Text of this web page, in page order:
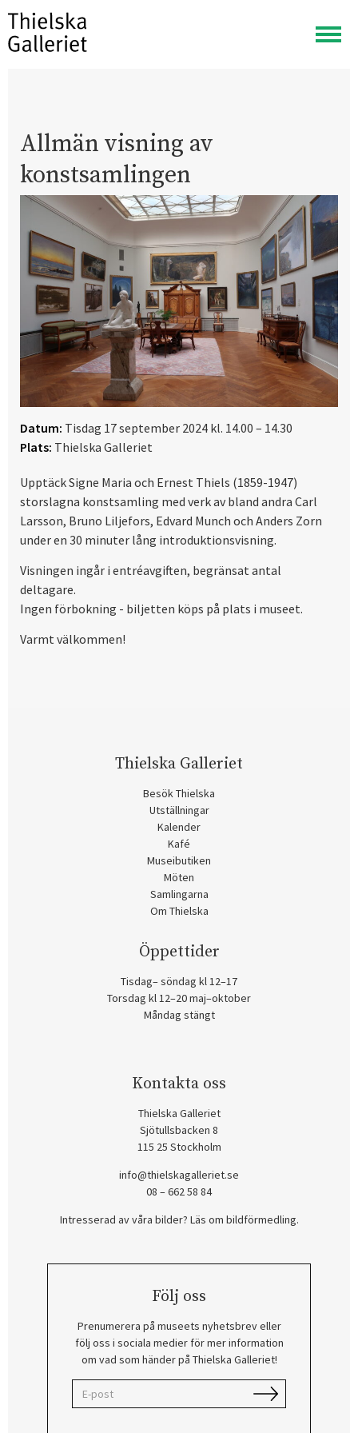
Visa
meny
Allmän visning av
konstsamlingen
Datum: Tisdag 17 september 2024 kl. 14.00 – 14.30
Plats: Thielska Galleriet
Upptäck Signe Maria och Ernest Thiels (1859-1947)
storslagna konstsamling med verk av bland andra Carl
Larsson, Bruno Liljefors, Edvard Munch och Anders Zorn
under en 30 minuter lång introduktionsvisning.
Visningen ingår i entréavgiften, begränsat antal
deltagare.
Ingen förbokning - biljetten köps på plats i museet.
Varmt välkommen!
Thielska Galleriet
Besök Thielska
Utställningar
Kalender
Kafé
Museibutiken
Möten
Samlingarna
Om Thielska
Öppettider
Tisdag– söndag kl 12–17
Torsdag kl 12–20 maj–oktober
Måndag stängt
Kontakta oss
Thielska Galleriet
Sjötullsbacken 8
115 25 Stockholm
info@thielskagalleriet.se
08 – 662 58 84
Intresserad av våra bilder? Läs om bildförmedling.
Följ oss
Prenumerera på museets nyhetsbrev eller
följ oss i sociala medier för mer information
om vad som händer på Thielska Galleriet!